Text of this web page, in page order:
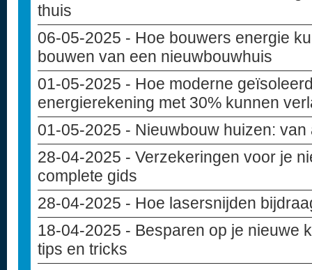
thuis
06-05-2025 - Hoe bouwers energie
bouwen van een nieuwbouwhuis
01-05-2025 - Hoe moderne
energierekening met 30% kunnen
01-05-2025 - Nieuwbouw huizen:
28-04-2025 - Verzekeringen voor je
complete gids
28-04-2025 - Hoe lasersnijden
18-04-2025 - Besparen op je nieuwe
tips en tricks